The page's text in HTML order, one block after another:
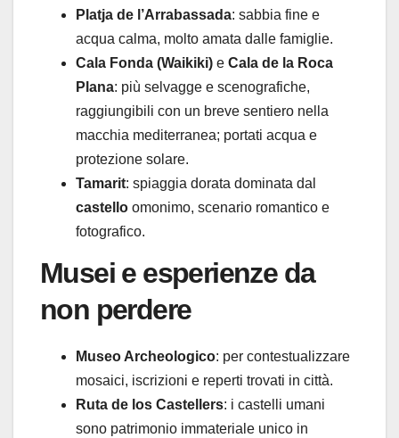
Platja de l’Arrabassada: sabbia fine e
acqua calma, molto amata dalle famiglie.
Cala Fonda (Waikiki) e Cala de la Roca
Plana: più selvagge e scenografiche,
raggiungibili con un breve sentiero nella
macchia mediterranea; portati acqua e
protezione solare.
Tamarit: spiaggia dorata dominata dal
castello omonimo, scenario romantico e
fotografico.
Musei e esperienze da
non perdere
Museo Archeologico: per contestualizzare
mosaici, iscrizioni e reperti trovati in città.
Ruta de los Castellers: i castelli umani
sono patrimonio immateriale unico in